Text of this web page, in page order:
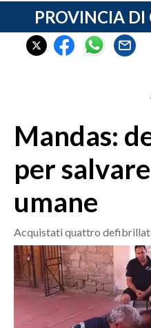
CRONACA SARDEGNA
CAGLIARI
SASSARI E PROVINCIA
GALLURA
NUORO E PROVINCIA
OGLIASTRA
CRONACA
ITALIA
MONDO
PROVINCIA DI
Mandas:
per
umane
Acquistati quattro